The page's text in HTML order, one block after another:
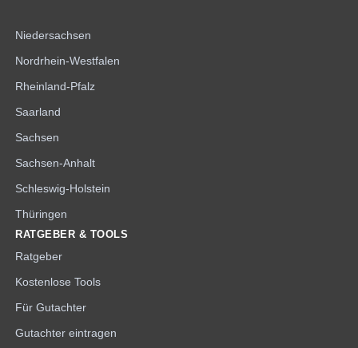
Niedersachsen
Nordrhein-Westfalen
Rheinland-Pfalz
Saarland
Sachsen
Sachsen-Anhalt
Schleswig-Holstein
Thüringen
RATGEBER & TOOLS
Ratgeber
Kostenlose Tools
Für Gutachter
Gutachter eintragen